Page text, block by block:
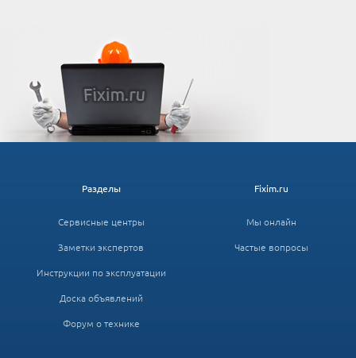
Fixim.ru
Мы онлайн
Частые вопросы
Разделы
Сервисные центры
Заметки экспертов
Инструкции по эксплуатации
Доска объявлений
Форум о технике